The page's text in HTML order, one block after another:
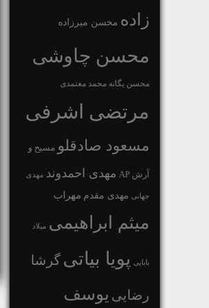
زاده محسن میرزاده
محسن چاوشی
محسن یگانه محمد معتمدی
مرتضی اشرفی
مسعود صادقلو مسیح و
آرش AP مهدی احمدوند مهدی
جهانی مهدی مقدم مهراب
میثم ابراهیمی میلاد
بابایی پویا بیاتیگرشا
رضایی یوسف